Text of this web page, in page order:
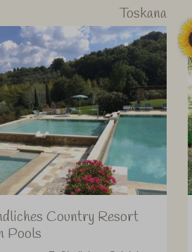
Toskana
Country Resort
Pools